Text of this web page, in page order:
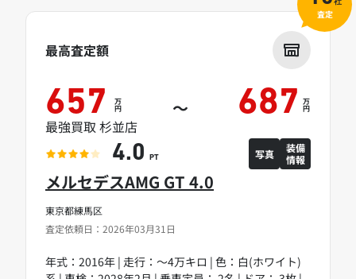
東京都練馬区
査定依頼日：2026年03月31日
メルセデスAMG GT 4.0
年式：2016年 | 走行：～4万キロ | 色：白(ホワイト)
最高査定額
657 万
円 ～ 687 万
円
最強買取 杉並店
4.0 PT 写真
装備
情報
社
査定